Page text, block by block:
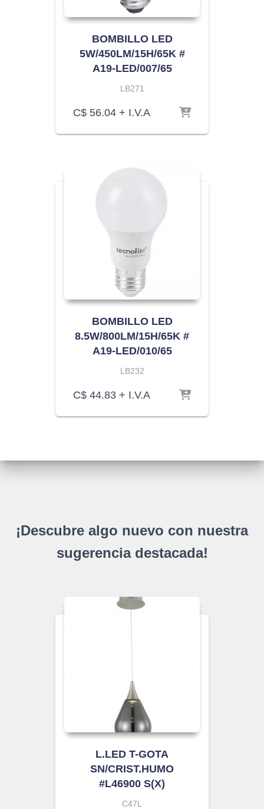
BOMBILLO LED
5W/450LM/15H/65K #
A19-LED/007/65
LB271
C$ 56.04 + I.V.A
BOMBILLO LED
8.5W/800LM/15H/65K #
A19-LED/010/65
LB232
C$ 44.83 + I.V.A
¡Descubre algo nuevo con nuestra
sugerencia destacada!
L.LED T-GOTA
SN/CRIST.HUMO
#L46900 S(X)
C47L